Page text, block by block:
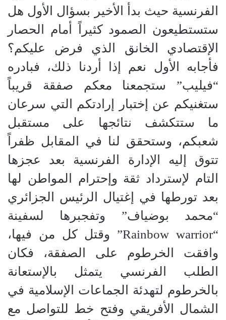
الفرنسية حيث بدأ الأخير بسؤال الأول هل
ستستطيعون الصمود كثيراً أمام الحصار
الإقتصادي الخانق الذي فرض عليكم؟
فأجابه الأول نعم إذا أردنا ذلك، فبادره
“فيليب” ستجمعنا معكم صفقة قريباً
ستغنيكم عن إختبار إرادتكم التي سرعان
ما ستتكشف نتائجها على مستقبل
شعبكم، وستحقق لنا في المقابل ظفراً
تتوق إليه الإدارة الفرنسية بعد عجزها
التام لإسترداد ثقة وإحترام المواطن لها
بعد تورطها في إغتيال الرئيس الجزائري
“محمد بوضياف” وتفجبرها لسفينة
“Rainbow warrior” وقتل كل من فيها،
وافقت الخرطوم على الصفقة، فكان
الطلب الفرنسي يتمثل بالإستعانة
بالخرطوم لتهدئة الجماعات الإسلامية في
الشمال الأفريقي وفتح خط للتواصل مع